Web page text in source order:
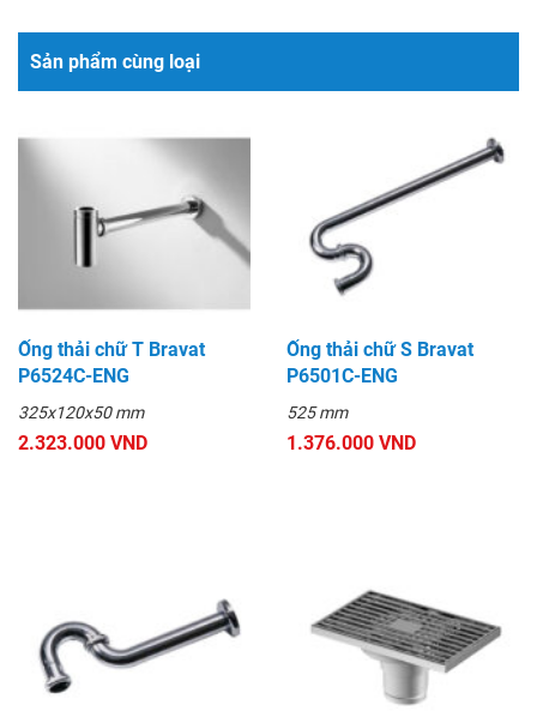
Sản phẩm cùng loại
Ống thải chữ T Bravat
P6524C-ENG
325x120x50 mm
2.323.000 VND
Ống thải chữ S Bravat
P6501C-ENG
525 mm
1.376.000 VND